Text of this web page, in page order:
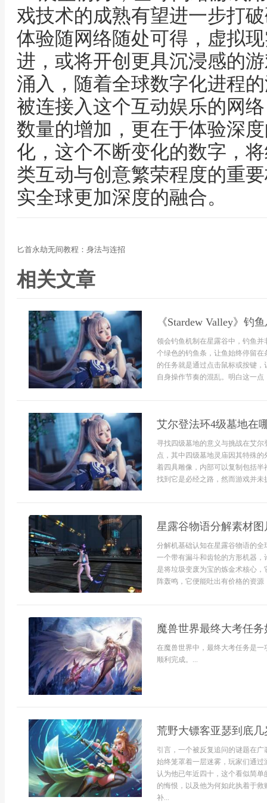
戏技术的成熟有望进一步打
体验随网络随处可得，虚拟
进，或将开创更具沉浸感的
涌入，随着全球数字化进程
被连接入这个互动娱乐的网
数量的增加，更在于体验深
化，这个不断变化的数字，
类互动与创意繁荣程度的重
实全球更加深度的融合。
匕首永劫无间教程：身法与连招
相关文章
《Stardew Valley》钓
领会钓鱼机制在星露谷中，钓鱼
个绿色的钓鱼条，让鱼始终停留
的任务就是通过点击鼠标或按键
自身操作节奏的混乱。明白这一点
艾尔登法环4级墓地在
寻找四级墓地的意义与挑战在艾
点，其中四级墓地灵庙因其特殊
着四具雕像，内部可以复制包括
找到它是必经之路，然而游戏并未
星露谷物语分解素材
分解机基础认知在星露谷物语的
一个带有漏斗和齿轮的方形机器
是将垃圾变废为宝的炼金术核心
阵轰鸣，它便能吐出有价格的资源
魔兽世界最终大考任
在魔兽世界中，最终大考任务是
顺利完成。...
荒野大镖客亚瑟到底
引言，一个被反复追问的谜题在
始终笼罩着一层迷雾，玩家们通
认为他已年近四十，这个看似简
的悔恨，以及他为何如此执着于
补...